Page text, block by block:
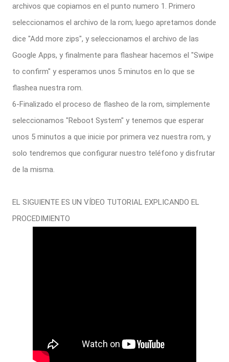
archivos que copiamos en el punto numero 1. Primero
seleccionamos el archivo de la rom; luego apretamos donde
dice "Add more zips", y seleccionamos el archivo de las
Google Apps, y finalmente para flashear hacemos el "Swipe
to confirm" y esperamos unos 5 minutos en lo que se
flashea nuestra rom.
6-Finalizado el proceso de flasheo de la rom, simplemente
seleccionamos "Reboot System" y tenemos que esperar
unos 5 minutos a que inicie por primera vez nuestra rom, y
solo tendremos que configurar nuestro teléfono y disfrutar
de la misma.
EL SIGUIENTE ES UN VÍDEO TUTORIAL EXPLICANDO EL
PROCEDIMIENTO